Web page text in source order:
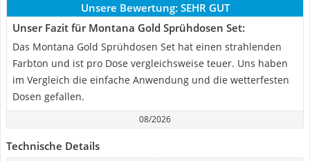
Unsere Bewertung: SEHR GUT
Unser Fazit für Montana Gold Sprühdosen Set:
Das Montana Gold Sprühdosen Set hat einen strahlenden
Farbton und ist pro Dose vergleichsweise teuer. Uns haben
im Vergleich die einfache Anwendung und die wetterfesten
Dosen gefallen.
08/2026
Technische Details